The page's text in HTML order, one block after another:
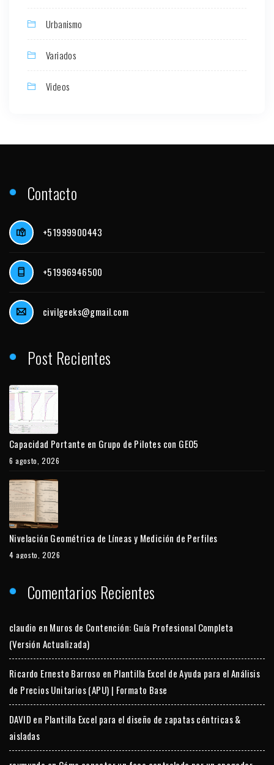
Urbanismo
Variados
Videos
Contacto
+51999900443
+51996946500
civilgeeks@gmail.com
Post Recientes
Capacidad Portante en Grupo de Pilotes con GEO5
6 agosto, 2026
Nivelación Geométrica de Líneas y Medición de Perfiles
4 agosto, 2026
Comentarios Recientes
claudio en Muros de Contención: Guía Profesional Completa
(Versión Actualizada)
Ricardo Ernesto Barroso en Plantilla Excel de Ayuda para el Análisis
de Precios Unitarios (APU) | Formato Base
DAVID en Plantilla Excel para el diseño de zapatas céntricas &
aisladas